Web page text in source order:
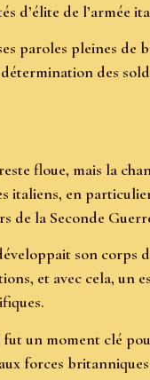
d’élite de l’armée
paroles pleines de
des
floue, mais la
italiens, en
de la Seconde
son corps
et avec cela, un
fut un moment clé
forces